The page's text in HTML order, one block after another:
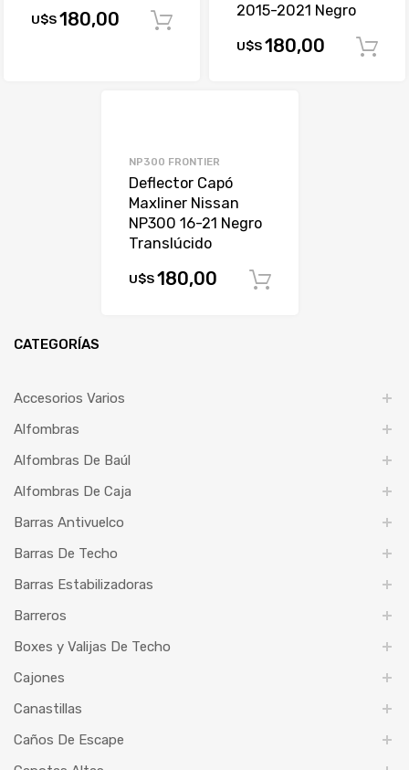
U$S180,00
2015-2021 Negro
U$S180,00
NP300 FRONTIER
Deflector Capó
Maxliner Nissan
NP300 16-21 Negro
Translúcido
U$S180,00
CATEGORÍAS
Accesorios Varios
Alfombras
Alfombras De Baúl
Alfombras De Caja
Barras Antivuelco
Barras De Techo
Barras Estabilizadoras
Barreros
Boxes y Valijas De Techo
Cajones
Canastillas
Caños De Escape